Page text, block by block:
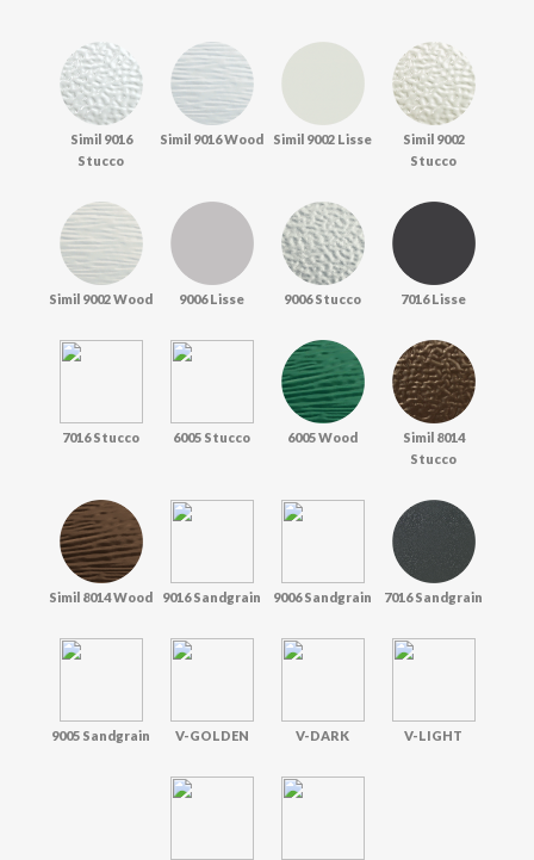
Simil 9016
Stucco
Simil 9016 Wood Simil 9002 Lisse
Simil 9002
Stucco
Simil 9002 Wood 9006 Lisse 9006 Stucco 7016 Lisse
7016 Stucco 6005 Stucco 6005 Wood
Simil 8014
Stucco
Simil 8014 Wood 9016 Sandgrain 9006 Sandgrain 7016 Sandgrain
9005 Sandgrain V-GOLDEN V-DARK V-LIGHT